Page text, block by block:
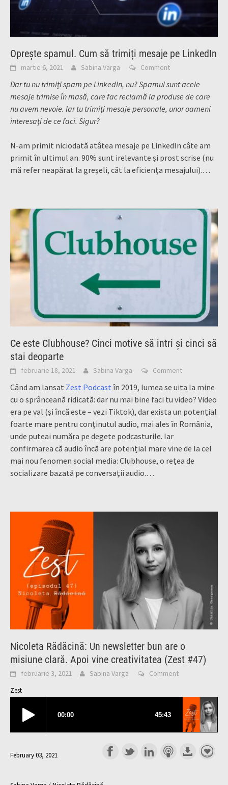
Oprește spamul. Cum să trimiți mesaje pe LinkedIn
martie 6, 2021 Sabina Varga Comment
Dar tu nu trimiți spam pe LinkedIn, nu? Spamul sunt acele
mesaje trimise în masă, care fac reclamă la produse de care
nu avem nevoie. Iar tu trimiți mesaje personale, unor oameni
interesați de ce faci. Sigur?
N-am primit niciodată atâtea mesaje pe LinkedIn câte am
primit în ultimul an. 90% sunt irelevante și prost scrise (nu
mă refer neapărat la greșeli, cât la eficiența mesajului).…
Ce este Clubhouse? Cinci motive să intri și cinci să
stai deoparte
februarie 18, 2021 Sabina Varga Comment
Când am lansat Zest Podcast în 2019, lumea se uita la mine
cu o sprânceană ridicată: dar nu mai bine faci tu video? Video
era pe val (și încă este – vezi Tiktok), dar exista un potențial
foarte mare pentru conținutul audio, mai ales în România,
unde puteai număra pe degete podcasturile. Iar
confirmarea că audio încă are potențial mare vine de la cel
mai nou fenomen social media: Clubhouse, o rețea de
socializare bazată pe conversații audio.…
Nicoleta Rădăcină: Un newsletter bun are o
misiune clară. Apoi vine creativitatea (Zest #47)
februarie 3, 2021 Sabina Varga Comment
Zest
February 03, 2021